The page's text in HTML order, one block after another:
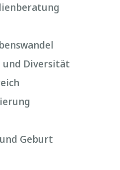
Diversität
Geburt